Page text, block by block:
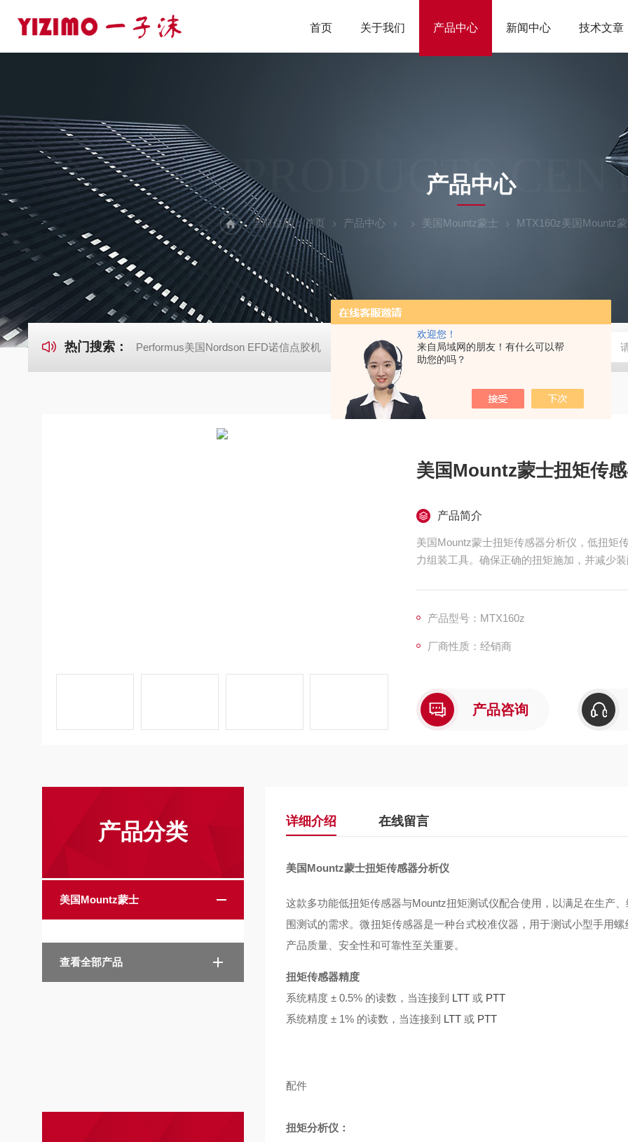
欢迎您！
来自局域网的朋友！有什么可以帮
助您的吗？
首页 关于我们 产品中心 新闻中心 技术文章
PRODUCTS
产品中心
当前位置：首页 产品中心 美国Mountz蒙士 MTX160z美国Mountz
热门搜索： Performus美国Nordson EFD诺信点胶机 日本大塚otsuka MINUK 3D显微镜 TX-200日本凯特KETT外
美国Mountz蒙士扭矩传
产品简介
美国Mountz蒙士扭矩传感器分析仪，低扭矩
力组装工具。确保正确的扭矩施加，并减少装
产品型号：MTX160z
厂商性质：经销商
产品咨询
产品分类
美国Mountz蒙士
查看全部产品
详细介绍 在线留言
美国Mountz蒙士扭矩传感器分析仪
这款多功能低扭矩传感器与Mountz扭矩测试仪配合使用，以满足在生产
围测试的需求。微扭矩传感器是一种台式校准仪器，用于测试小型手用
产品质量、安全性和可靠性至关重要。
扭矩传感器精度
系统精度 ± 0.5% 的读数，当连接到 LTT或 PTT
系统精度 ± 1% 的读数，当连接到 LTT或 PTT
配件
扭矩分析仪：